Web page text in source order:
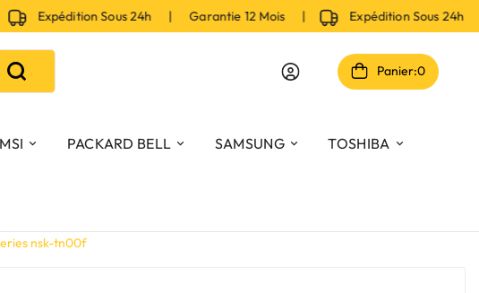
Expédition Sous 24h | Garantie 12 Mois | Expédition Sous 24h
Panier:0
MSI PACKARD BELL SAMSUNG TOSHIBA
nsk-tn00f